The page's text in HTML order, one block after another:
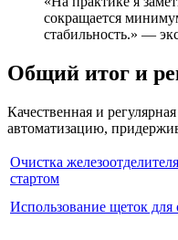
сокращается
стабильность.» —
Общий итог и
Качественная и
автоматизацию,
Очистка
стартом
Использование щеток для